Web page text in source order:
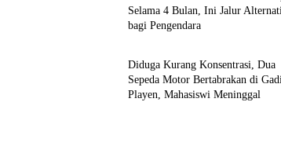
Selama 4 Bulan, Ini Jalur
bagi Pengendara
Berita
Diduga Kurang Konsentrasi, Dua
Sepeda Motor Bertabrakan di
Playen, Mahasiswi Meninggal